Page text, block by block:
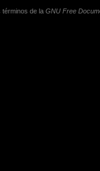
términos de laGNU Free